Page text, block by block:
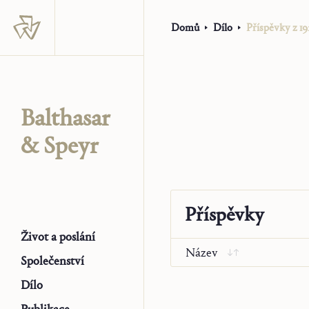
Balthasar
& Speyr
Život a poslání
Společenství
Dílo
Domů Dílo Příspěvky z
Příspěvky
Název